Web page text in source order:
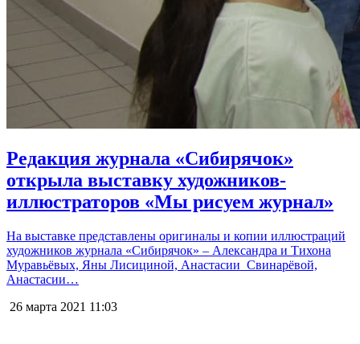
Редакция журнала «Сибирячок»
открыла выставку художников-
иллюстраторов «Мы рисуем журнал»
На выставке представлены оригиналы и копии иллюстраций
художников журнала «Сибирячок» – Александра и Тихона
Муравьёвых, Яны Лисициной, Анастасии Свинарёвой,
Анастасии…
26 марта 2021 11:03